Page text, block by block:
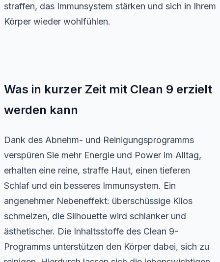
straffen, das Immunsystem stärken und sich in Ihrem
Körper wieder wohlfühlen.
Was in kurzer Zeit mit Clean 9 erzielt
werden kann
Dank des Abnehm- und Reinigungsprogramms
verspüren Sie mehr Energie und Power im Alltag,
erhalten eine reine, straffe Haut, einen tieferen
Schlaf und ein besseres Immunsystem. Ein
angenehmer Nebeneffekt: überschüssige Kilos
schmelzen, die Silhouette wird schlanker und
ästhetischer. Die Inhaltsstoffe des Clean 9-
Programms unterstützen den Körper dabei, sich zu